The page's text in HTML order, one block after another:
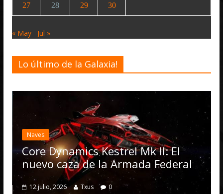
27 28 29 30
« May Jul »
Lo último de la Galaxia!
Naves
Core Dynamics Kestrel Mk II: El
nuevo caza de la Armada Federal
12 julio, 2026 Txus 0